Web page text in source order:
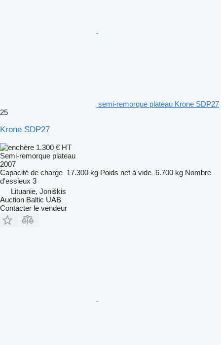
semi-remorque plateau Krone SDP27
25
Krone SDP27
1.300 € HT
Semi-remorque plateau
2007
Capacité de charge 17.300 kg Poids net à vide 6.700 kg Nombre
d'essieux 3
Lituanie, Joniškis
Auction Baltic UAB
Contacter le vendeur